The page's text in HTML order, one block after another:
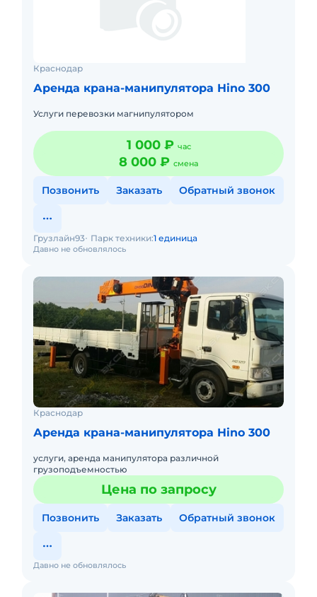
Краснодар
Аренда крана-манипулятора Hino 300
Услуги перевозки магнипулятором
1 000 ₽ час
8 000 ₽ смена
Позвонить Заказать Обратный звонок
Давно не обновлялось
Грузлайн93 Парк техники:1 единица
Краснодар
Аренда крана-манипулятора Hino 300
услуги, аренда манипулятора различной
грузоподъемностью
Цена по запросу
Позвонить Заказать Обратный звонок
Давно не обновлялось